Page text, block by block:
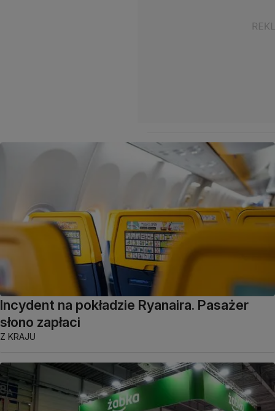
Incydent na pokładzie Ryanaira. Pasażer
słono zapłaci
Z KRAJU